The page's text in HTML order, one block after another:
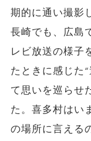
期的に通い撮影
長崎でも、広島
レビ放送の様子
たときに感じた
て思いを巡らせ
た。喜多村はい
の場所に言える